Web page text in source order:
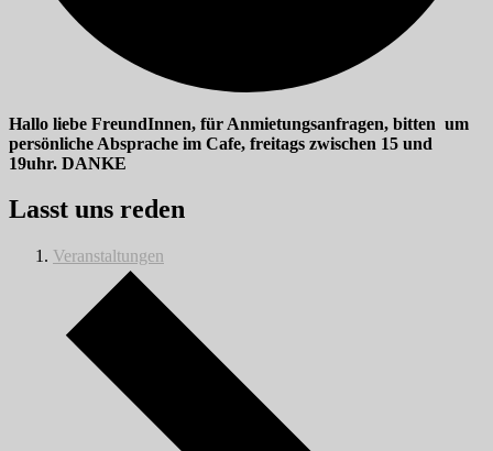
Hallo liebe FreundInnen, für Anmietungsanfragen, bitten um
persönliche Absprache im Cafe, freitags zwischen 15 und
19uhr. DANKE
Lasst uns reden
Veranstaltungen